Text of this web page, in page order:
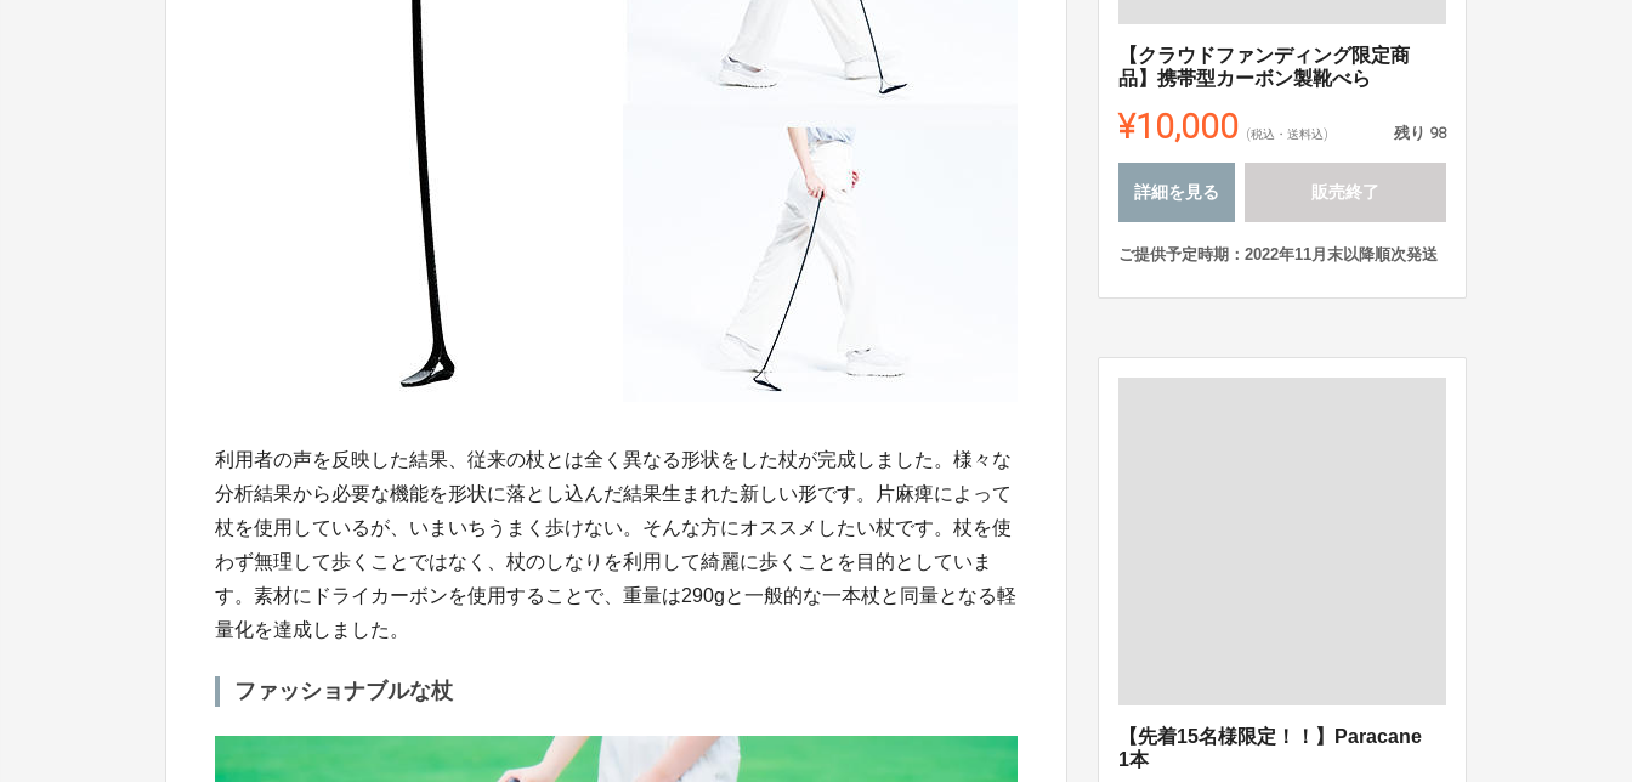
利用者の声を反映した結果、従来の杖とは全く異なる形状をした杖が完成しました。様々な
分析結果から必要な機能を形状に落とし込んだ結果生まれた新しい形です。片麻痺によって
杖を使用しているが、いまいちうまく歩けない。そんな方にオススメしたい杖です。杖を使
わず無理して歩くことではなく、杖のしなりを利用して綺麗に歩くことを目的としていま
す。素材にドライカーボンを使用することで、重量は290gと一般的な一本杖と同量となる軽
量化を達成しました。
ファッショナブルな杖
【クラウドファンディング限定商
品】携帯型カーボン製靴べら
¥10,000 (税込・送料込) 残り 98
詳細を見る 販売終了
ご提供予定時期：2022年11月末以降順次発送
【先着15名様限定！！】Paracane
1本